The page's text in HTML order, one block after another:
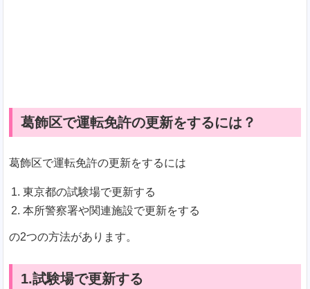
葛飾区で運転免許の更新をするには？
葛飾区で運転免許の更新をするには
東京都の試験場で更新する
本所警察署や関連施設で更新をする
の2つの方法があります。
1.試験場で更新する